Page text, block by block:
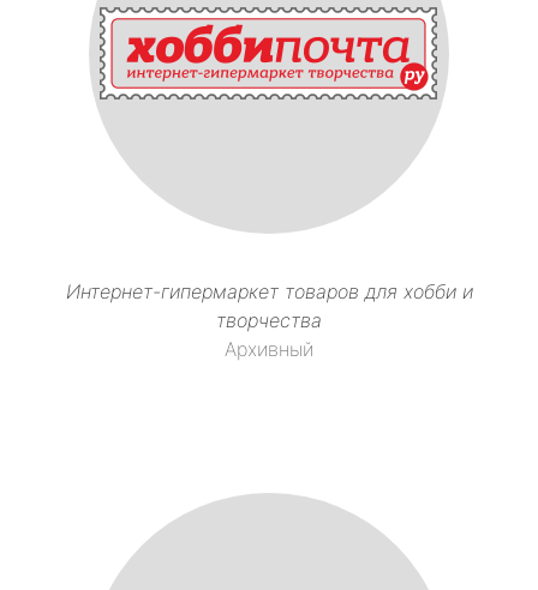
Интернет-гипермаркет товаров для хобби и
творчества
Архивный